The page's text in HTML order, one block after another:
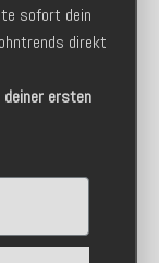
sofort dein
direkt
ersten